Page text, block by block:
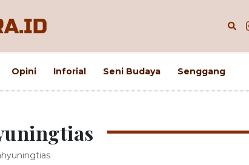
Opini Inforial Seni Budaya Senggang